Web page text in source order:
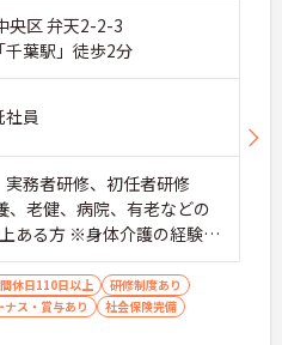
度に合わせた個別
ングを用いた学習
しており、急変時
師が担当するため
の比率が1対1で相談
研修からでも着実に
を軽減！＞
パーセント以上と
時間勤務が発生し
内でのケアを行う
ら7時間程度とか
央区 弁天2-2-3
千葉駅」徒歩2分
員
務者研修、初任者研修
老健、病院、有老などの
ある方 ※身体介護の経験年
浴の使用の経験のある方
休日110日以上
研修制度あり
ナス・賞与あり
社会保険完備